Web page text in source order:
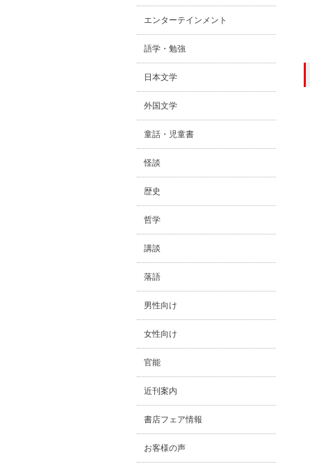
エンターテインメント
語学・勉強
日本文学
外国文学
童話・児童書
怪談
歴史
哲学
講談
落語
男性向け
女性向け
官能
近刊案内
書店フェア情報
お客様の声